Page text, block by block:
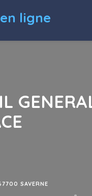
ligne
SAVERNE